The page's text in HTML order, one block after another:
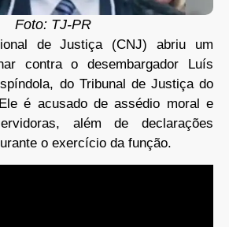
Foto: TJ-PR
de Justiça (CNJ) abriu um
contra o desembargador Luís
do Tribunal de Justiça do
é acusado de assédio moral e
além de declarações
o exercício da função.